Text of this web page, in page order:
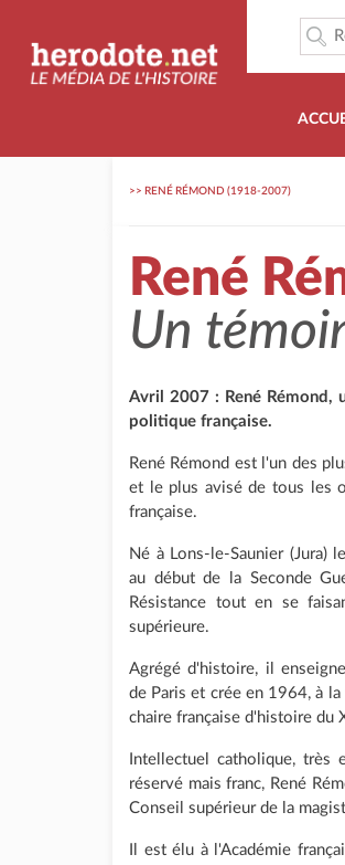
>> RENÉ RÉMOND (1918-2007)
René
Un
Avril 2007 : René Rémond,
politique française.
René Rémond est l'un des
et le plus avisé de tous les
française.
Né à Lons-le-Saunier (Jura)
au début de la Seconde
Résistance tout en se
supérieure.
Agrégé d'histoire, il
de Paris et crée en 1964, à
chaire française d'histoire du
Intellectuel catholique, très
réservé mais franc, René
Conseil supérieur de la
Il est élu à l'Académie